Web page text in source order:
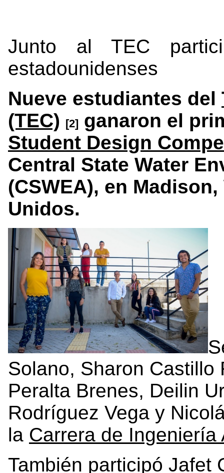
Junto al TEC
estadounidenses
Nueve estudiantes del
(TEC) [2] ganaron el
Student Design
Central State Water
(CSWEA), en
Unidos.
Solano, Sharon
Peralta Brenes, Deilin
Rodríguez Vega y
la Carrera de Ingeniería
También participó Jafet